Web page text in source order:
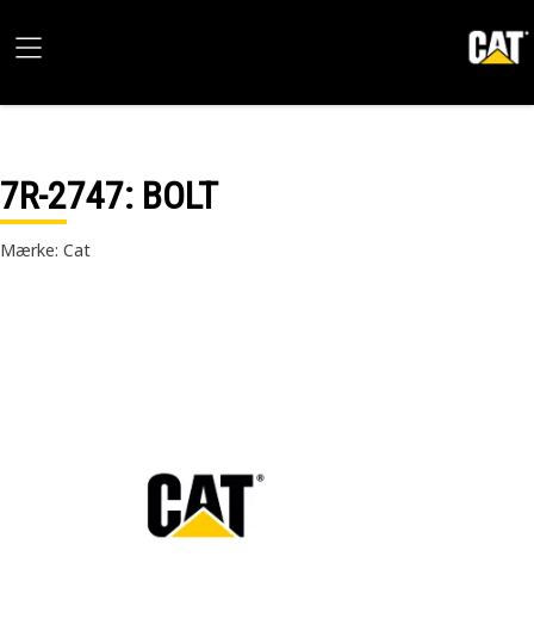
7R-2747: BOLT
Mærke: Cat